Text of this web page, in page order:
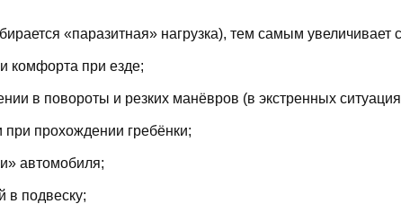
«паразитная» нагрузка), тем самым увеличивает
комфорта при езде;
в повороты и резких манёвров (в экстренных
при прохождении гребёнки;
автомобиля;
в подвеску;